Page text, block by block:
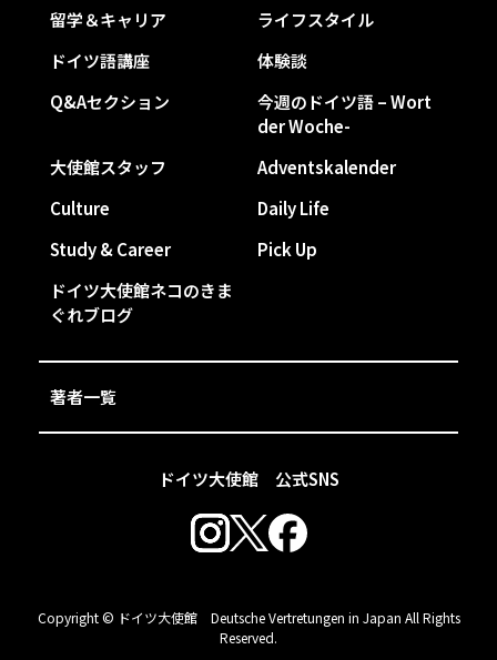
ドイツ大使館 公式SNS
留学＆キャリア
ライフスタイル
ドイツ語講座
体験談
Q&Aセクション
今週のドイツ語 – Wort
der Woche-
大使館スタッフ
Adventskalender
Culture
Daily Life
Study & Career
Pick Up
ドイツ大使館ネコのきま
ぐれブログ
著者一覧
Copyright © ドイツ大使館 Deutsche Vertretungen in Japan All Rights
Reserved.